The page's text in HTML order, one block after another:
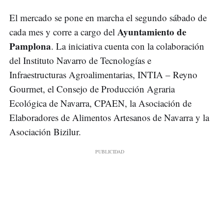
El mercado se pone en marcha el segundo sábado de
cada mes y corre a cargo del Ayuntamiento de
Pamplona. La iniciativa cuenta con la colaboración
del Instituto Navarro de Tecnologías e
Infraestructuras Agroalimentarias, INTIA – Reyno
Gourmet, el Consejo de Producción Agraria
Ecológica de Navarra, CPAEN, la Asociación de
Elaboradores de Alimentos Artesanos de Navarra y la
Asociación Bizilur.